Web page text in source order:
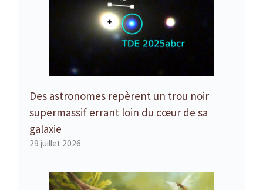
Des astronomes repèrent un trou noir
supermassif errant loin du cœur de sa
galaxie
29 juillet 2026